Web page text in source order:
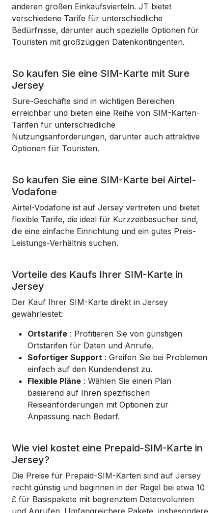
anderen großen Einkaufsvierteln. JT bietet
verschiedene Tarife für unterschiedliche
Bedürfnisse, darunter auch spezielle Optionen für
Touristen mit großzügigen Datenkontingenten.
So kaufen Sie eine SIM-Karte mit Sure
Jersey
Sure-Geschäfte sind in wichtigen Bereichen
erreichbar und bieten eine Reihe von SIM-Karten-
Tarifen für unterschiedliche
Nutzungsanforderungen, darunter auch attraktive
Optionen für Touristen.
So kaufen Sie eine SIM-Karte bei Airtel-
Vodafone
Airtel-Vodafone ist auf Jersey vertreten und bietet
flexible Tarife, die ideal für Kurzzeitbesucher sind,
die eine einfache Einrichtung und ein gutes Preis-
Leistungs-Verhältnis suchen.
Vorteile des Kaufs Ihrer SIM-Karte in
Jersey
Der Kauf Ihrer SIM-Karte direkt in Jersey
gewährleistet:
Ortstarife : Profitieren Sie von günstigen
Ortstarifen für Daten und Anrufe.
Sofortiger Support : Greifen Sie bei Problemen
einfach auf den Kundendienst zu.
Flexible Pläne : Wählen Sie einen Plan
basierend auf Ihren spezifischen
Reiseanforderungen mit Optionen zur
Anpassung nach Bedarf.
Wie viel kostet eine Prepaid-SIM-Karte in
Jersey?
Die Preise für Prepaid-SIM-Karten sind auf Jersey
recht günstig und beginnen in der Regel bei etwa 10
£ für Basispakete mit begrenztem Datenvolumen
und Anrufen. Umfangreichere Pakete, insbesondere